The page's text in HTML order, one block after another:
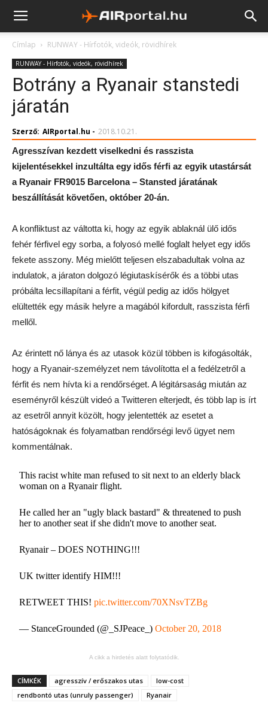
Címlap RUNWAY - Hírfotók, videók, rövidhírek
RUNWAY - Hírfotók, videók, rövidhírek
Botrány a Ryanair stanstedi
járatán
Szerző: AIRportal.hu - 2018.10.21.
Agresszívan kezdett viselkedni és rasszista
kijelentésekkel inzultálta egy idős férfi az egyik utastársát
a Ryanair FR9015 Barcelona – Stansted járatának
beszállítását követően, október 20-án.
A konfliktust az váltotta ki, hogy az egyik ablaknál ülő idős
fehér férfivel egy sorba, a folyosó mellé foglalt helyet egy idős
fekete asszony. Még mielőtt teljesen elszabadultak volna az
indulatok, a járaton dolgozó légiutaskísérők és a többi utas
próbálta lecsillapítani a férfit, végül pedig az idős hölgyet
elültették egy másik helyre a magából kifordult, rasszista férfi
mellől.
Az érintett nő lánya és az utasok közül többen is kifogásolták,
hogy a Ryanair-személyzet nem távolította el a fedélzetről a
férfit és nem hívta ki a rendőrséget. A légitársaság miután az
eseményről készült videó a Twitteren elterjedt, és több lap is írt
az esetről annyit közölt, hogy jelentették az esetet a
hatóságoknak és folyamatban rendőrségi levő ügyet nem
kommentálnak.
This racist white man refused to sit next to an elderly black
woman on a Ryanair flight.
He called her an "ugly black bastard" & threatened to push
her to another seat if she didn't move to another seat.
Ryanair – DOES NOTHING!!!
UK twitter identify HIM!!!
RETWEET THIS!pic.twitter.com/70XNsvTZBg
— StanceGrounded (@_SJPeace_)October 20, 2018
A cikk a hirdetés alatt folytatódik.
CÍMKÉK agresszív / erőszakos utas
low-cost
rendbontó utas (unruly passenger)
Ryanair